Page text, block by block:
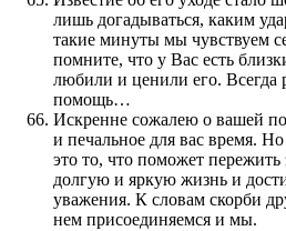
лишь догадываться, каким
такие минуты мы чувствуем
помните, что у Вас есть
любили и ценили его. Всегда
помощь…
Искренне сожалею о вашей
и печальное для вас время.
это то, что поможет
долгую и яркую жизнь и
уважения. К словам скорби
нем присоединяемся и мы.